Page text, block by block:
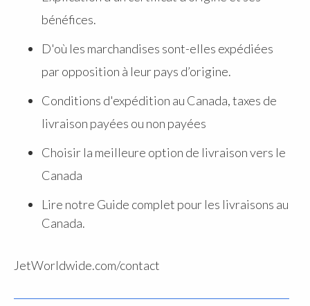
bénéfices.
D'où les marchandises sont-elles expédiées
par opposition à leur pays d’origine.
Conditions d'expédition au Canada, taxes de
livraison payées ou non payées
Choisir la meilleure option de livraison vers le
Canada
Lire notre Guide complet pour les livraisons au
Canada.
JetWorldwide.com/contact